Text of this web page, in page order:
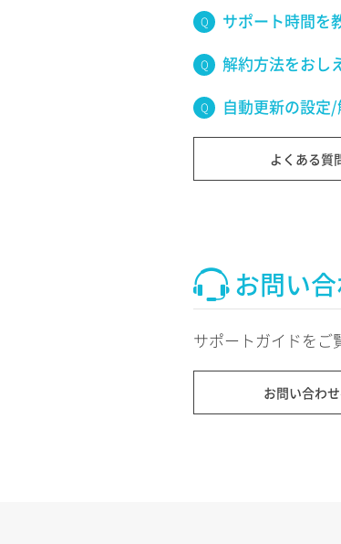
サポート時間を
解約方法をおし
自動更新の設定
よくある質
お問い
サポートガイドをご
お問い合わ